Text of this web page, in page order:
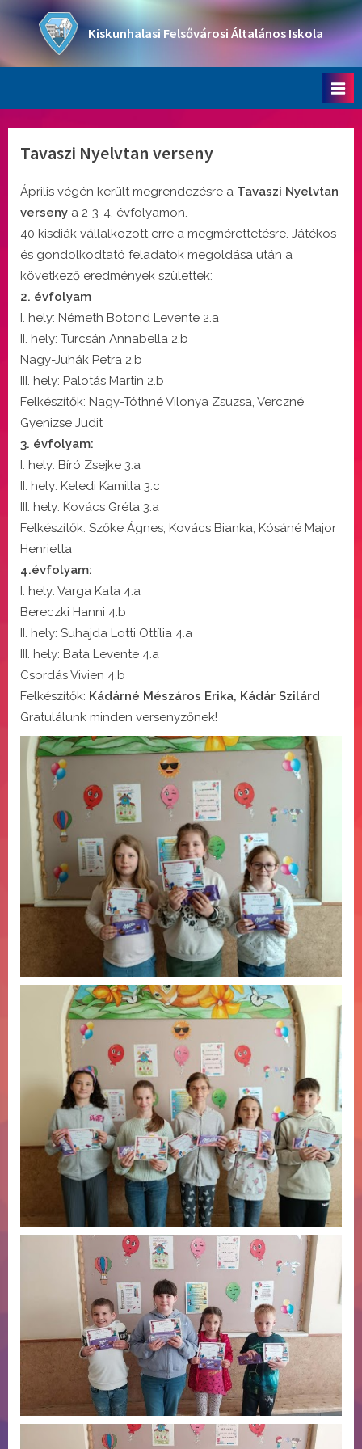
content
Kiskunhalasi Felsővárosi Általános Iskola
Tavaszi Nyelvtan verseny
Április végén került megrendezésre a Tavaszi Nyelvtan
verseny a 2-3-4. évfolyamon.
40 kisdiák vállalkozott erre a megmérettetésre. Játékos
és gondolkodtató feladatok megoldása után a
következő eredmények születtek:
2. évfolyam
I. hely: Németh Botond Levente 2.a
II. hely: Turcsán Annabella 2.b
​Nagy-Juhák Petra 2.b
III. hely: Palotás Martin 2.b
Felkészítők: Nagy-Tóthné Vilonya Zsuzsa, Verczné
Gyenizse Judit
3. évfolyam:
I. hely: Bíró Zsejke 3.a
II. hely: Keledi Kamilla 3.c
III. hely: Kovács Gréta 3.a
Felkészítők: Szőke Ágnes, Kovács Bianka, Kósáné Major
Henrietta
4.évfolyam:
I. hely: Varga Kata 4.a
​Bereczki Hanni 4.b
II. hely: Suhajda Lotti Ottília 4.a
III. hely: Bata Levente 4.a
​Csordás Vivien 4.b
Felkészítők: Kádárné Mészáros Erika, Kádár Szilárd
Gratulálunk minden versenyzőnek!